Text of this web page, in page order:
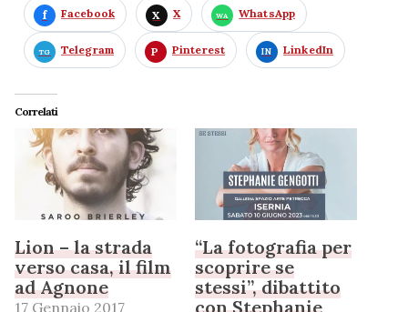
Facebook X WhatsApp
Telegram Pinterest LinkedIn
Correlati
Lion – la strada
verso casa, il film
ad Agnone
17 Gennaio 2017
“La fotografia per
scoprire se
stessi”, dibattito
con Stephanie